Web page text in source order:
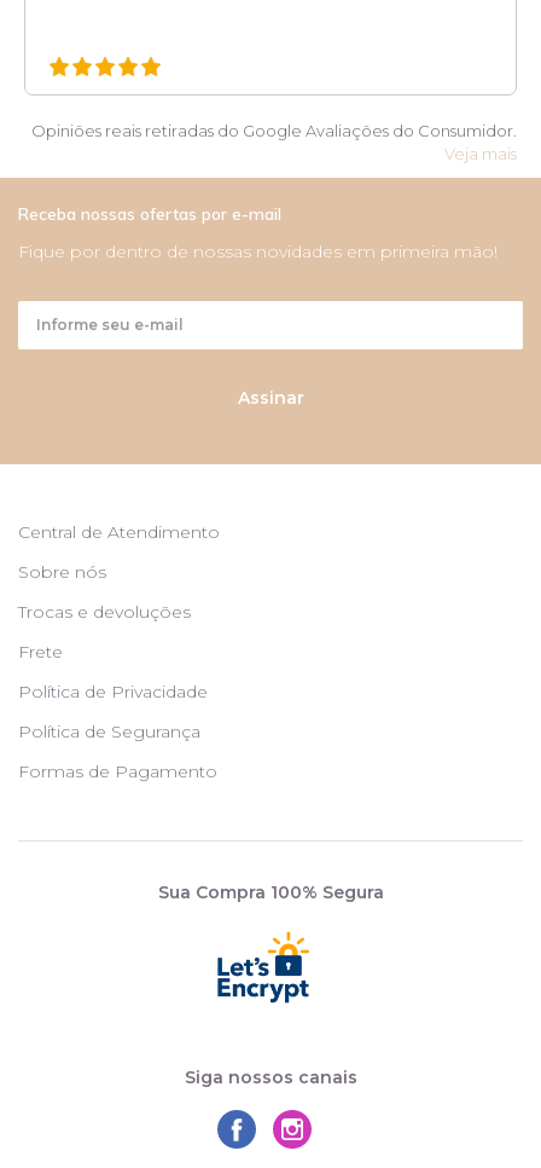
Opiniões reais retiradas do Google Avaliações do Consumidor.
Veja mais
Receba nossas ofertas por e-mail
Fique por dentro de nossas novidades em primeira mão!
Assinar
Central de Atendimento
Sobre nós
Trocas e devoluções
Frete
Política de Privacidade
Política de Segurança
Formas de Pagamento
Sua Compra 100% Segura
Siga nossos canais